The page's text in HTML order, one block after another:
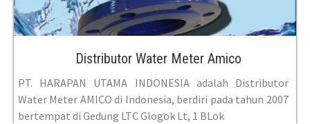
Distributor Water Meter Amico
PT. HARAPAN UTAMA INDONESIA adalah Distributor
Water Meter AMICO di Indonesia, berdiri pada tahun 2007
bertempat di Gedung LTC Glogok Lt, 1 BLok